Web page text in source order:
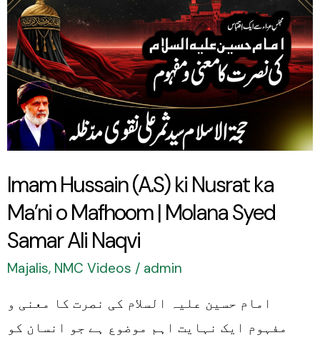
Imam Hussain (A.S) ki Nusrat ka
Ma’ni o Mafhoom | Molana Syed
Samar Ali Naqvi
Majalis, NMC Videos / admin
امام حسین علیہ السلام کی نصرت کا معنی و
مفہوم ایک نہایت اہم موضوع ہے جو انسان کو
Hussain
(A.S)
ki
Nusrat
ka
Ma’ni
Mafhoom
|
Molana
Samar
Ali
Naqvi